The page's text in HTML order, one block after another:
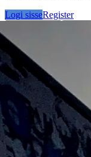
Logi sisseRegister